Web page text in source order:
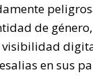
de
en sus